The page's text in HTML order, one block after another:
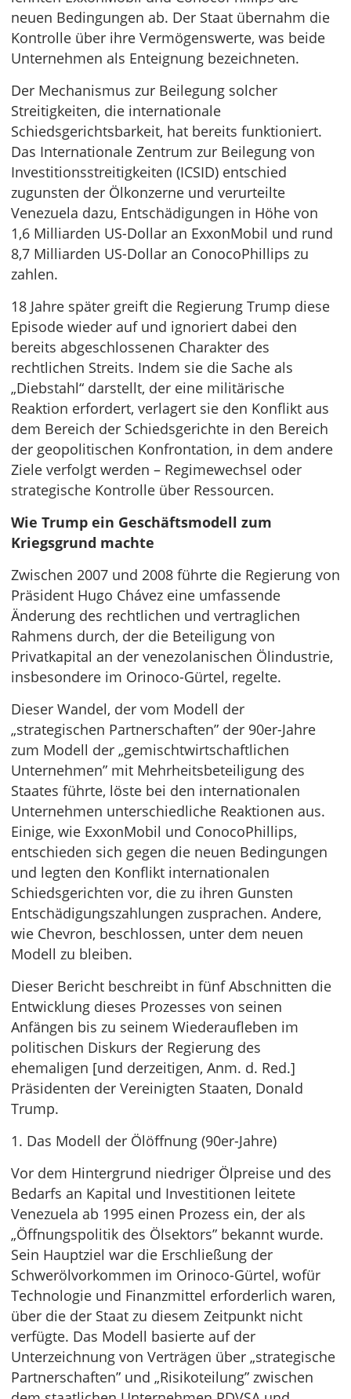
neuen Bedingungen ab. Der Staat übernahm die
Kontrolle über ihre Vermögenswerte, was beide
Unternehmen als Enteignung bezeichneten.
Der Mechanismus zur Beilegung solcher
Streitigkeiten, die internationale
Schiedsgerichtsbarkeit, hat bereits funktioniert.
Das Internationale Zentrum zur Beilegung von
Investitionsstreitigkeiten (ICSID) entschied
zugunsten der Ölkonzerne und verurteilte
Venezuela dazu, Entschädigungen in Höhe von
1,6 Milliarden US-Dollar an ExxonMobil und rund
8,7 Milliarden US-Dollar an ConocoPhillips zu
zahlen.
18 Jahre später greift die Regierung Trump diese
Episode wieder auf und ignoriert dabei den
bereits abgeschlossenen Charakter des
rechtlichen Streits. Indem sie die Sache als
„Diebstahl“ darstellt, der eine militärische
Reaktion erfordert, verlagert sie den Konflikt aus
dem Bereich der Schiedsgerichte in den Bereich
der geopolitischen Konfrontation, in dem andere
Ziele verfolgt werden – Regimewechsel oder
strategische Kontrolle über Ressourcen.
Wie Trump ein Geschäftsmodell zum
Kriegsgrund machte
Zwischen 2007 und 2008 führte die Regierung von
Präsident Hugo Chávez eine umfassende
Änderung des rechtlichen und vertraglichen
Rahmens durch, der die Beteiligung von
Privatkapital an der venezolanischen Ölindustrie,
insbesondere im Orinoco-Gürtel, regelte.
Dieser Wandel, der vom Modell der
„strategischen Partnerschaften” der 90er-Jahre
zum Modell der „gemischtwirtschaftlichen
Unternehmen” mit Mehrheitsbeteiligung des
Staates führte, löste bei den internationalen
Unternehmen unterschiedliche Reaktionen aus.
Einige, wie ExxonMobil und ConocoPhillips,
entschieden sich gegen die neuen Bedingungen
und legten den Konflikt internationalen
Schiedsgerichten vor, die zu ihren Gunsten
Entschädigungszahlungen zusprachen. Andere,
wie Chevron, beschlossen, unter dem neuen
Modell zu bleiben.
Dieser Bericht beschreibt in fünf Abschnitten die
Entwicklung dieses Prozesses von seinen
Anfängen bis zu seinem Wiederaufleben im
politischen Diskurs der Regierung des
ehemaligen [und derzeitigen, Anm. d. Red.]
Präsidenten der Vereinigten Staaten, Donald
Trump.
1. Das Modell der Ölöffnung (90er-Jahre)
Vor dem Hintergrund niedriger Ölpreise und des
Bedarfs an Kapital und Investitionen leitete
Venezuela ab 1995 einen Prozess ein, der als
„Öffnungspolitik des Ölsektors” bekannt wurde.
Sein Hauptziel war die Erschließung der
Schwerölvorkommen im Orinoco-Gürtel, wofür
Technologie und Finanzmittel erforderlich waren,
über die der Staat zu diesem Zeitpunkt nicht
verfügte. Das Modell basierte auf der
Unterzeichnung von Verträgen über „strategische
Partnerschaften” und „Risikoteilung” zwischen